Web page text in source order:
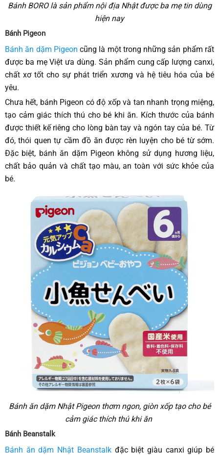
Bánh BORO là sản phẩm nội địa Nhật được ba mẹ tin dùng
hiện nay
Bánh Pigeon
Bánh ăn dặm Pigeon cũng là một trong những sản phẩm rất
được ba mẹ Việt ưa dùng. Sản phẩm cung cấp lượng canxi,
chất xơ tốt cho sự phát triển xương và hệ tiêu hóa của bé
yêu.
Chưa hết, bánh Pigeon có độ xốp và tan nhanh trọng miệng,
tạo cảm giác thích thú cho bé khi ăn. Kích thước của bánh
được thiết kế riêng cho lòng bàn tay và ngón tay của bé. Từ
đó, thói quen tự cầm đồ ăn được rèn luyện cho bé từ sớm.
Đặc biệt, bánh ăn dặm Pigeon không sử dụng hương liệu,
chất bảo quản và chất tạo màu, an toàn với sức khỏe của
bé.
Bánh ăn dặm Nhật Pigeon thơm ngon, giòn xốp tạo cho bé
cảm giác thích thú khi ăn
Bánh Beanstalk
Bánh ăn dặm Nhật Beanstalkđặc biệt giàu canxi giúp bé